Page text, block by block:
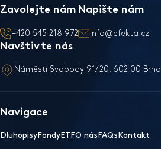
Zavolejte nám
+420 545 218 972
Napište nám
info@efekta.cz
Navštivte nás
Náměstí Svobody 91/20, 602 00 Brno
Navigace
Dluhopisy Fondy ETFO nás FAQs Kontakt